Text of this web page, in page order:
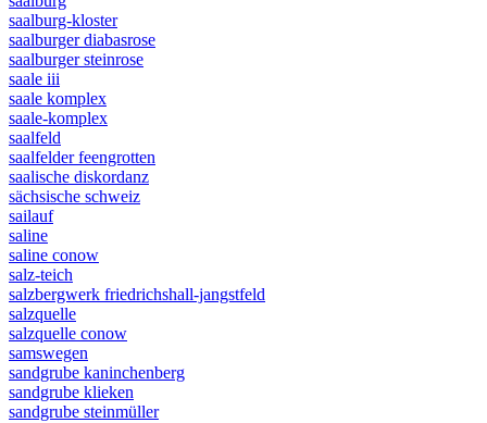
saalburg-kloster
saalburger diabasrose
saalburger steinrose
saale iii
saale komplex
saale-komplex
saalfeld
saalfelder feengrotten
saalische diskordanz
sächsische schweiz
sailauf
saline
saline conow
salz-teich
salzbergwerk friedrichshall-jangstfeld
salzquelle
salzquelle conow
samswegen
sandgrube kaninchenberg
sandgrube klieken
sandgrube steinmüller